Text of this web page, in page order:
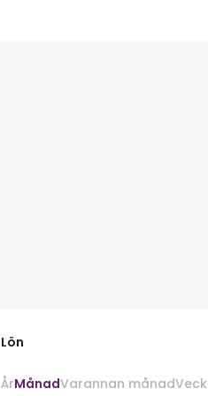
Lön
ÅrMånadVarannan månad